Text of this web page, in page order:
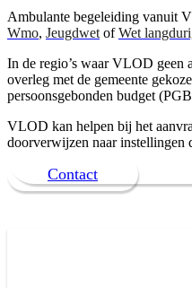
Ambulante begeleiding vanuit
Wmo, Jeugdwet ofWet
In de regio’s waar VLOD geen
overleg met de gemeente
persoonsgebonden budget
VLOD kan helpen bij het
doorverwijzen naar
Contact